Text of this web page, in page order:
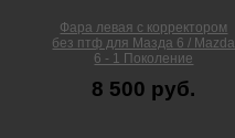
Фара левая с корректором
без птф для Мазда 6 / Mazda
6 - 1 Поколение
8 500 руб.